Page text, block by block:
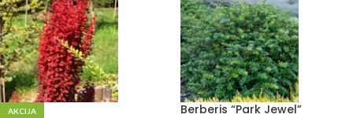
AKCIJA Berberis “Park Jewel”